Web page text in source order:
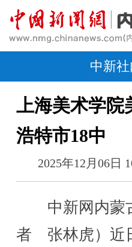
中新
上海美术学院
浩特市18中
2025年12月06日
中新网内蒙
者 张林虎）近